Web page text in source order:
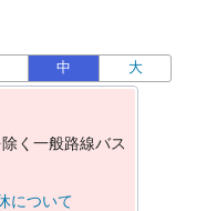
中 大
除 く 一般路線バス
について